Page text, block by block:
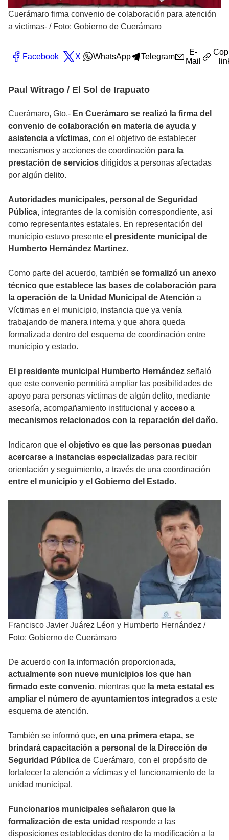
Cuerámaro firma convenio de colaboración para atención
a victimas- / Foto: Gobierno de Cuerámaro
Facebook X WhatsApp Telegram
E-
Mail
Paul Witrago / El Sol de Irapuato
Cuerámaro, Gto.- En Cuerámaro se realizó la firma del
convenio de colaboración en materia de ayuda y
asistencia a víctimas, con el objetivo de establecer
mecanismos y acciones de coordinación para la
prestación de servicios dirigidos a personas afectadas
por algún delito.
Autoridades municipales, personal de Seguridad
Pública, integrantes de la comisión correspondiente, así
como representantes estatales. En representación del
municipio estuvo presente el presidente municipal de
Humberto Hernández Martínez.
Como parte del acuerdo, también se formalizó un anexo
técnico que establece las bases de colaboración para
la operación de la Unidad Municipal de Atención a
Víctimas en el municipio, instancia que ya venía
trabajando de manera interna y que ahora queda
formalizada dentro del esquema de coordinación entre
municipio y estado.
El presidente municipal Humberto Hernández señaló
que este convenio permitirá ampliar las posibilidades de
apoyo para personas víctimas de algún delito, mediante
asesoría, acompañamiento institucional y acceso a
mecanismos relacionados con la reparación del daño.
Indicaron que el objetivo es que las personas puedan
acercarse a instancias especializadas para recibir
orientación y seguimiento, a través de una coordinación
entre el municipio y el Gobierno del Estado.
Francisco Javier Juárez Léon y Humberto Hernández /
Foto: Gobierno de Cuerámaro
De acuerdo con la información proporcionada,
actualmente son nueve municipios los que han
firmado este convenio, mientras que la meta estatal es
ampliar el número de ayuntamientos integrados a este
esquema de atención.
También se informó que, en una primera etapa, se
brindará capacitación a personal de la Dirección de
Seguridad Pública de Cuerámaro, con el propósito de
fortalecer la atención a víctimas y el funcionamiento de la
unidad municipal.
Funcionarios municipales señalaron que la
formalización de esta unidad responde a las
disposiciones establecidas dentro de la modificación a la